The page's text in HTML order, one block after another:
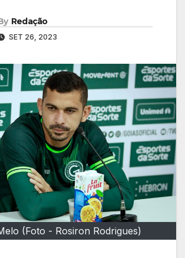
Redação
SET 26, 2023
(Foto - Rosiron Rodrigues)